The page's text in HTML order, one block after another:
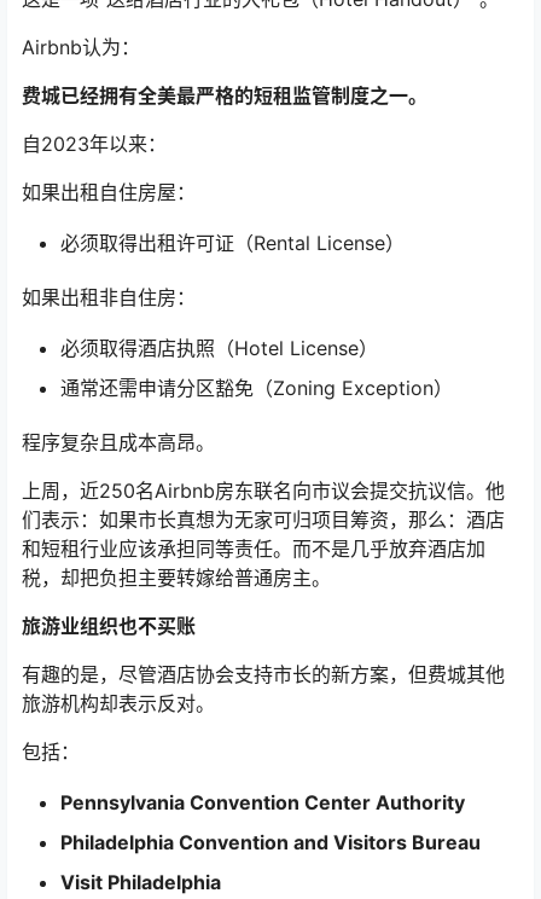
Airbnb认为：
费城已经拥有全美最严格的短租监管制度之一。
自2023年以来：
如果出租自住房屋：
必须取得出租许可证（Rental License）
如果出租非自住房：
必须取得酒店执照（Hotel License）
通常还需申请分区豁免（Zoning Exception）
程序复杂且成本高昂。
上周，近250名Airbnb房东联名向市议会提交抗议信。他
们表示：如果市长真想为无家可归项目筹资，那么：酒店
和短租行业应该承担同等责任。而不是几乎放弃酒店加
税，却把负担主要转嫁给普通房主。
旅游业组织也不买账
有趣的是，尽管酒店协会支持市长的新方案，但费城其他
旅游机构却表示反对。
包括：
Pennsylvania Convention Center Authority
Philadelphia Convention and Visitors Bureau
Visit Philadelphia